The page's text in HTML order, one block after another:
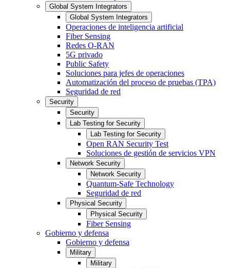
Global System Integrators
Global System Integrators
Operaciones de inteligencia artificial
Fiber Sensing
Redes O-RAN
5G privado
Public Safety
Soluciones para jefes de operaciones
Automatización del proceso de pruebas (TPA)
Seguridad de red
Security
Security
Lab Testing for Security
Lab Testing for Security
Open RAN Security Test
Soluciones de gestión de servicios VPN
Network Security
Network Security
Quantum-Safe Technology
Seguridad de red
Physical Security
Physical Security
Fiber Sensing
Gobierno y defensa
Gobierno y defensa
Military
Military